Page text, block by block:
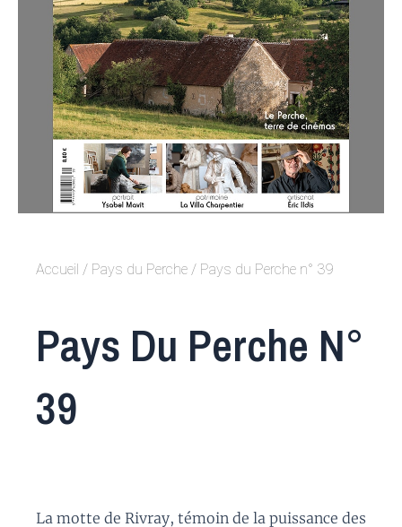
Accueil / Pays du Perche / Pays du Perche n° 39
Pays Du Perche N°
39
La motte de Rivray, témoin de la puissance des